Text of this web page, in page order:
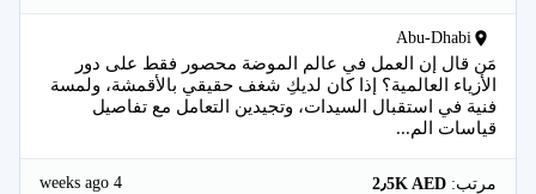
Abu-Dhabi
مَن قال إن العمل في عالم الموضة محصور فقط على دور
الأزياء العالمية؟ إذا كان لديكِ شغف حقيقي بالأقمشة، ولمسة
فنية في استقبال السيدات، وتجيدين التعامل مع تفاصيل
قياسات الم...
مرتب: 4 weeks ago